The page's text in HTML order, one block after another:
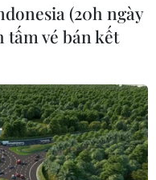
(20h ngày
tấm vé bán kết